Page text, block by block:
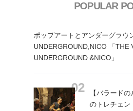
POPULAR
ポップアートとアンダーグラ
UNDERGROUND,NICO 「THE
UNDERGROUND &NICO」
【バラード
のトレチェン